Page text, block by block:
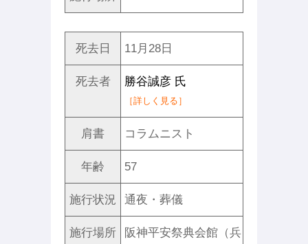
死去日 11月28日
死去者 勝谷誠彦 氏
［詳しく見る］
肩書 コラムニスト
年齢 57
施行状況 通夜・葬儀
施行場所
阪神平安祭典会館（兵